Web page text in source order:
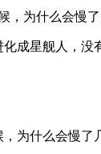
成星舰人，没